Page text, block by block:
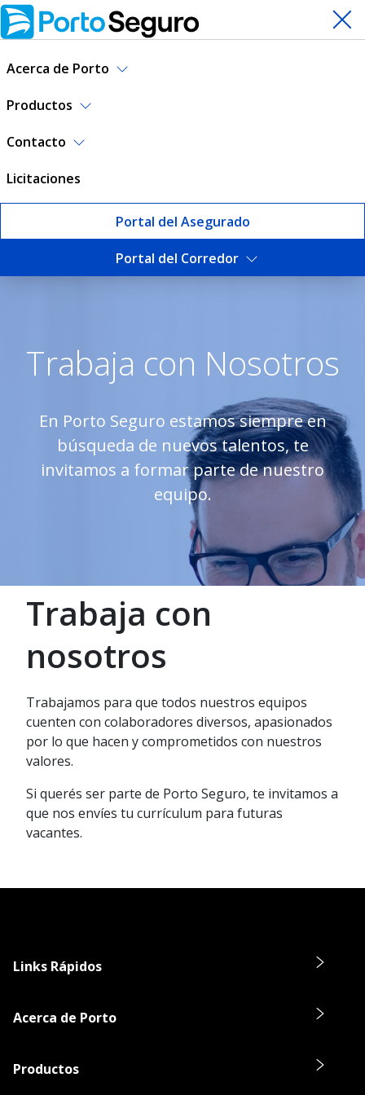
Acerca de Porto
Productos
Contacto
Licitaciones
Portal del Asegurado
Portal del Corredor
Trabaja con nosotros |
Trabaja con Nosotros
En Porto Seguro estamos siempre en
búsqueda de nuevos talentos, te
invitamos a formar parte de nuestro
equipo.
Trabaja con
nosotros
Trabajamos para que todos nuestros equipos
cuenten con colaboradores diversos, apasionados
por lo que hacen y comprometidos con nuestros
valores.
Si querés ser parte de Porto Seguro, te invitamos a
que nos envíes tu currículum para futuras
vacantes.
Links Rápidos
Acerca de Porto
Productos